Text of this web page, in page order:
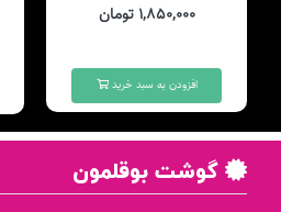
۱,۸۵۰,۰۰۰ تومان
افزودن به سبد خرید
گوشت بوقلمون